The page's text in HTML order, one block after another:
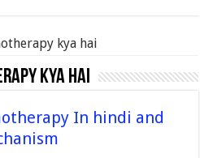
kya hai
kya hai
In hindi and